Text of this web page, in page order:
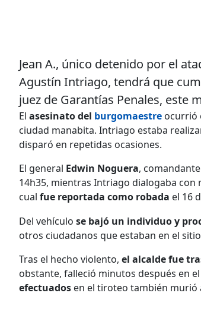
Jean A., único detenido por el
Agustín Intriago, tendrá que
juez de Garantías Penales, este
El asesinato del burgomaestre ocurrió
ciudad manabita. Intriago estaba
disparó en repetidas ocasiones.
El general Edwin Noguera,
14h35, mientras Intriago dialogaba
cual fue reportada como robada el 16
Del vehículo se bajó un individuo y
otros ciudadanos que estaban en el
Tras el hecho violento, el alcalde fue
obstante, falleció minutos después en
efectuados en el tiroteo también murió